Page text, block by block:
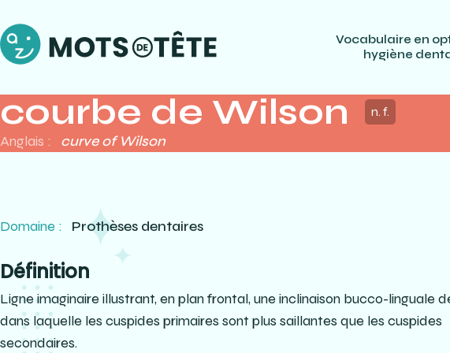
Vocabulaire en
hygiène
courbe de Wilson n. f.
Anglais : curve of Wilson
Domaine : Prothèses dentaires
Définition
Ligne imaginaire illustrant, en plan frontal, une inclinaison bucco-linguale
dans laquelle les cuspides primaires sont plus saillantes que les cuspides
secondaires.